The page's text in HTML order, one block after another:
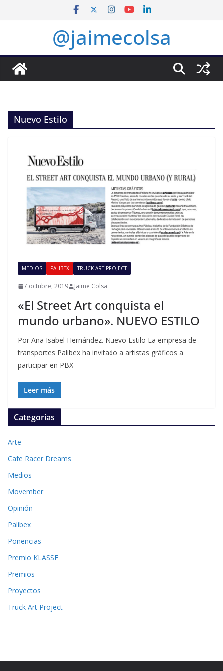
@jaimecolsa
Nuevo Estilo
MEDIOS PALIBEX TRUCK ART PROJECT
7 octubre, 2019 Jaime Colsa
«El Street Art conquista el
mundo urbano». NUEVO ESTILO
Por Ana Isabel Hernández. Nuevo Estilo La empresa de
transportes Palibex ha invitado a artistas gráficos a
participar en PBX
Leer más
Categorías
Arte
Cafe Racer Dreams
Medios
Movember
Opinión
Palibex
Ponencias
Premio KLASSE
Premios
Proyectos
Truck Art Project